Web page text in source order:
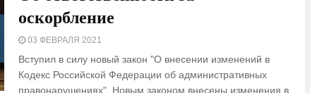
оскорбление
03 ФЕВРАЛЯ 2021
Вступил в силу новый закон "О внесении изменений в
Кодекс Российской Федерации об административных
правонарушениях". Новым законом внесены изменения в